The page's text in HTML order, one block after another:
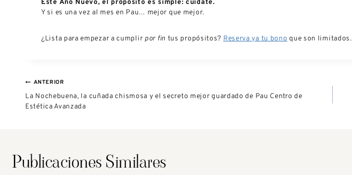
Este Año Nuevo, el propósito es simple: cuídate.
Y si es una vez al mes en Pau… mejor que mejor.
¿Lista para empezar a cumplir por fin tus propósitos? Reserva ya tu bono que son limitados.
ANTERIOR
La Nochebuena, la cuñada chismosa y el secreto mejor guardado de Pau Centro de
Estética Avanzada
Publicaciones Similares